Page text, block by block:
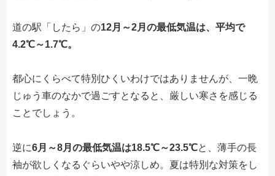
道の駅「したら」の12月～2月の最低気温は、平均で
4.2℃～1.7℃。
都心にくらべて特別ひくいわけではありませんが、一晩
じゅう車のなかで過ごすとなると、厳しい寒さを感じる
ことでしょう。
逆に6月～8月の最低気温は18.5℃～23.5℃と、薄手の長
袖が欲しくなるぐらいやや涼しめ。夏は特別な対策をし